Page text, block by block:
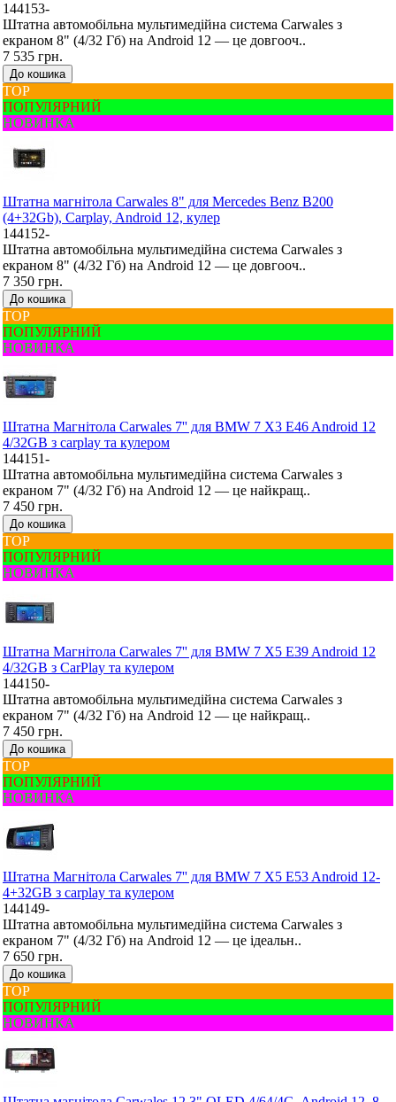
144153-
Штатна автомобільна мультимедійна система Carwales з
екраном 8" (4/32 Гб) на Android 12 — це довгооч..
7 535 грн.
До кошика
ТОР
ПОПУЛЯРНИЙ
НОВИНКА
Штатна магнітола Carwales 8" для Mercedes Benz B200
(4+32Gb), Carplay, Android 12, кулер
144152-
Штатна автомобільна мультимедійна система Carwales з
екраном 8" (4/32 Гб) на Android 12 — це довгооч..
7 350 грн.
До кошика
ТОР
ПОПУЛЯРНИЙ
НОВИНКА
Штатна Mагнітола Carwales 7'' для BMW 7 X3 E46 Android 12
4/32GB з carplay та кулером
144151-
Штатна автомобільна мультимедійна система Carwales з
екраном 7" (4/32 Гб) на Android 12 — це найкращ..
7 450 грн.
До кошика
ТОР
ПОПУЛЯРНИЙ
НОВИНКА
Штатна Mагнітола Carwales 7'' для BMW 7 X5 E39 Android 12
4/32GB з CarPlay та кулером
144150-
Штатна автомобільна мультимедійна система Carwales з
екраном 7" (4/32 Гб) на Android 12 — це найкращ..
7 450 грн.
До кошика
ТОР
ПОПУЛЯРНИЙ
НОВИНКА
Штатна Mагнітола Carwales 7'' для BMW 7 X5 E53 Android 12-
4+32GB з carplay та кулером
144149-
Штатна автомобільна мультимедійна система Carwales з
екраном 7" (4/32 Гб) на Android 12 — це ідеальн..
7 650 грн.
До кошика
ТОР
ПОПУЛЯРНИЙ
НОВИНКА